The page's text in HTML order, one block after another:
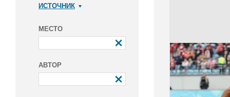
ИСТОЧНИК
МЕСТО
АВТОР